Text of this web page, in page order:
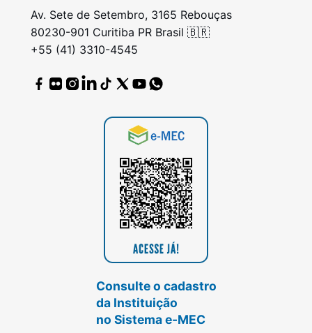
Av. Sete de Setembro, 3165 Rebouças
80230-901 Curitiba PR Brasil 🇧🇷
+55 (41) 3310-4545
Consulte o cadastro
da Instituição
no Sistema e-MEC